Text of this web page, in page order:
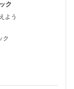
務とデータ
？
ク
よう
ク
と治療―経過観